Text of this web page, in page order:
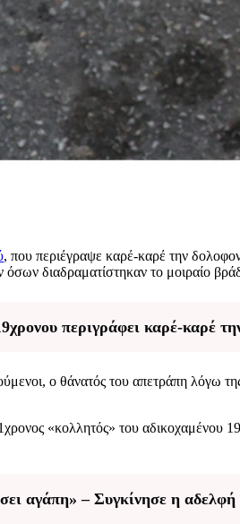
, που περιέγραψε καρέ-καρέ την
διαδραματίστηκαν το μοιραίο
περιγράφει καρέ-καρέ
ο θάνατός του απετράπη λόγω
«κολλητός» του αδικοχαμένου
αγάπη» – Συγκίνησε η αδελφή